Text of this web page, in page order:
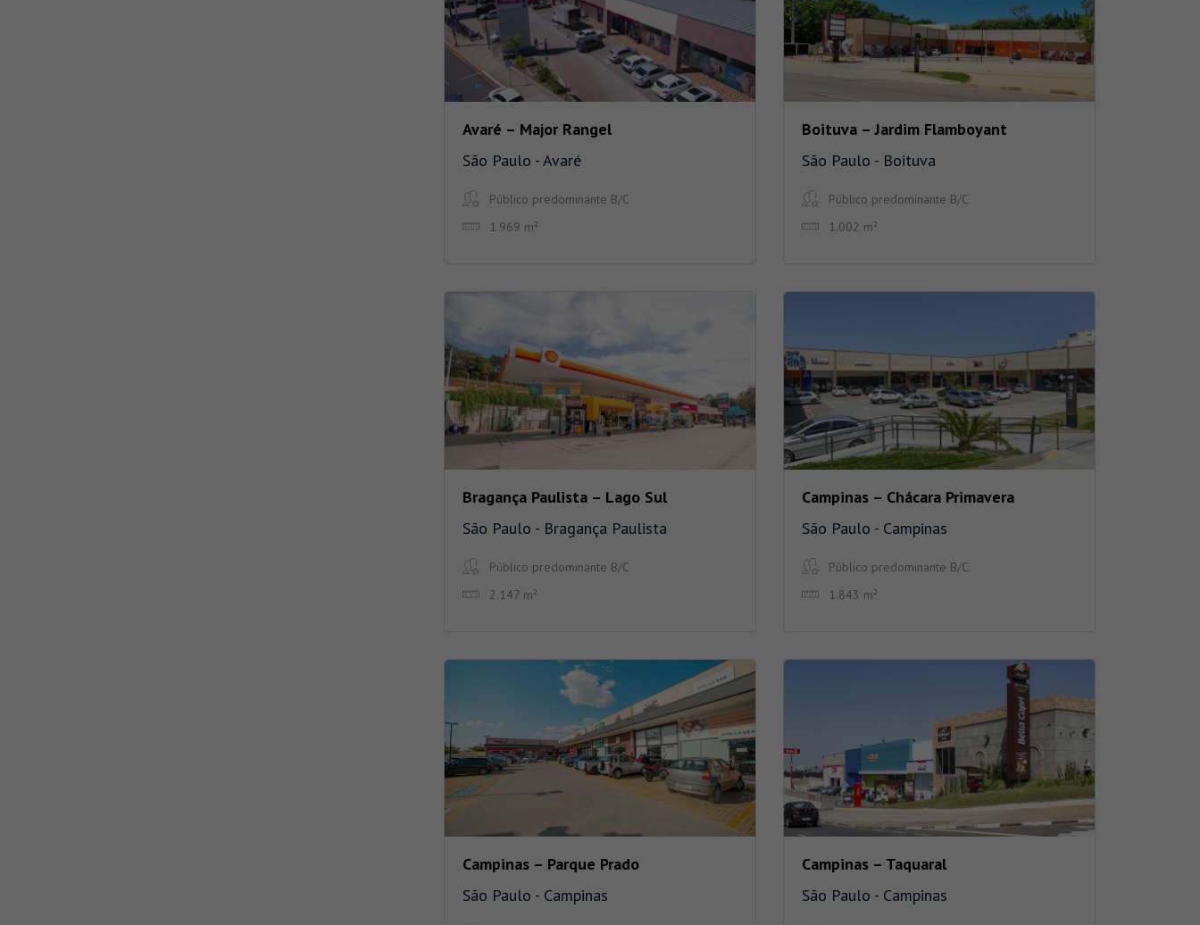
Avaré – Major Rangel
São Paulo - Avaré
Público predominante B/C
1.969 m²
Boituva – Jardim Flamboyant
São Paulo - Boituva
Público predominante B/C
1.002 m²
Bragança Paulista – Lago Sul
São Paulo - Bragança Paulista
Público predominante B/C
2.147 m²
Campinas – Chácara Primavera
São Paulo - Campinas
Público predominante B/C
1.843 m²
Campinas – Parque Prado
São Paulo - Campinas
Campinas – Taquaral
São Paulo - Campinas